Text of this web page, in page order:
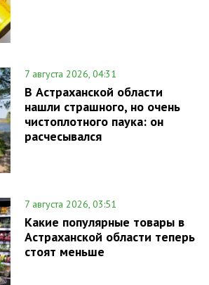
7 августа 2026, 04:31
В Астраханской области
нашли страшного, но очень
чистоплотного паука: он
расчесывался
7 августа 2026, 03:51
Какие популярные товары в
Астраханской области теперь
стоят меньше